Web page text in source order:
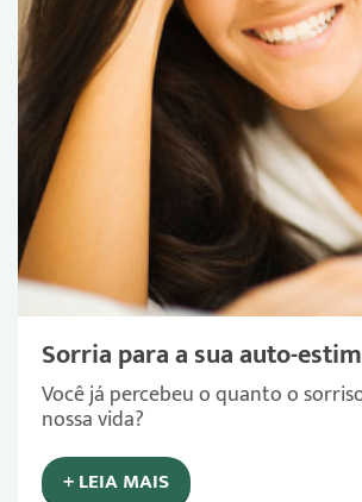
Sorria para a sua auto-
Você já percebeu o quanto o
nossa vida?
+ LEIA MAIS